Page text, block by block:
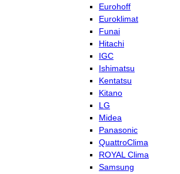
Eurohoff
Euroklimat
Funai
Hitachi
IGC
Ishimatsu
Kentatsu
Kitano
LG
Midea
Panasonic
QuattroClima
ROYAL Clima
Samsung